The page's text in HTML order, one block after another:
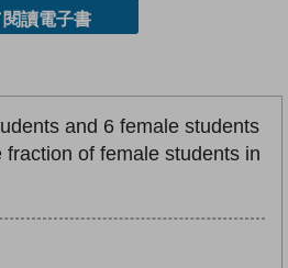
讀電子書
and 6 female students
of female students in